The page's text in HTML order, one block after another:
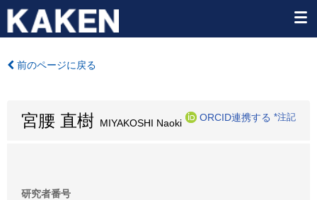
前のページに戻る
宮腰 直樹 MIYAKOSHI Naoki
ORCID連携する *注記
研究者番号